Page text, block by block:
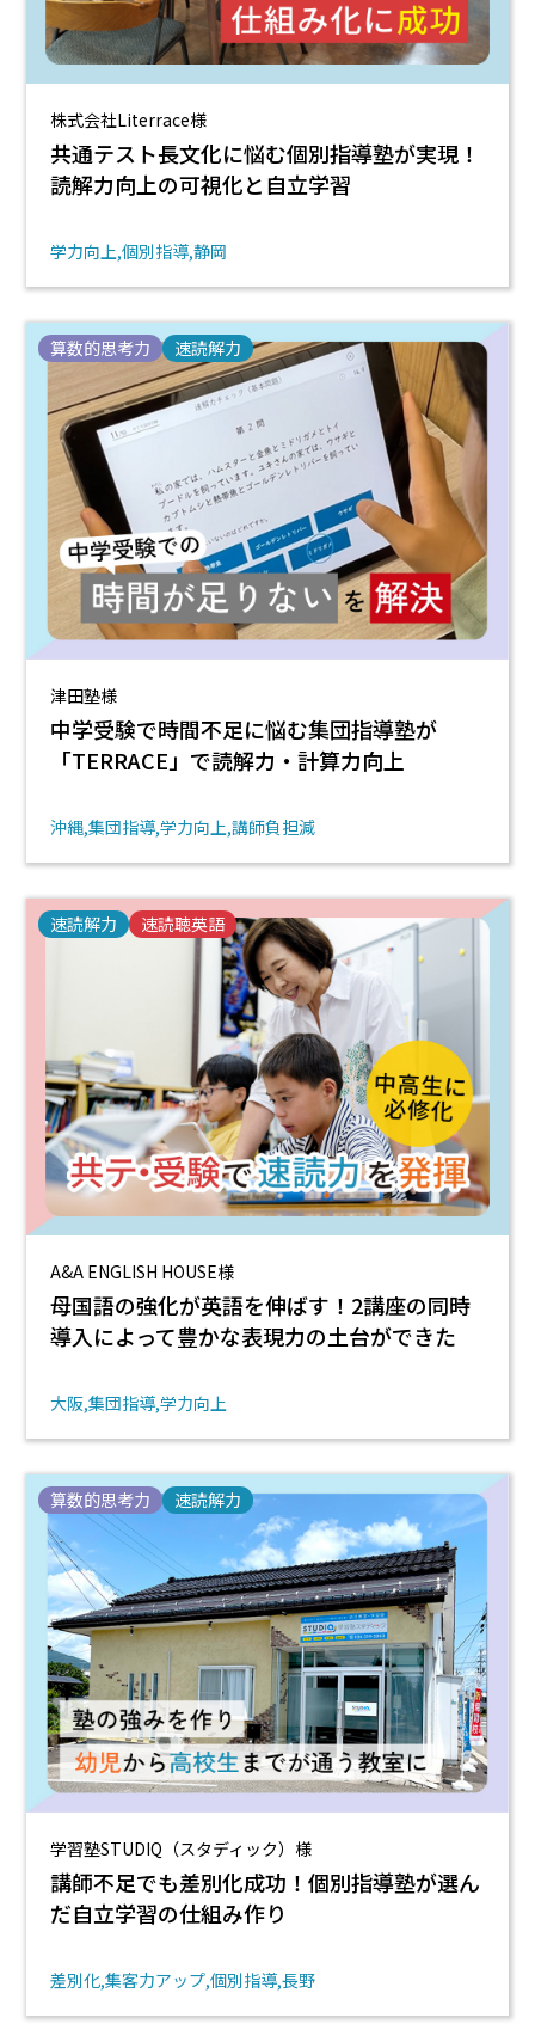
株式会社Literrace様
共通テスト長文化に悩む個別指導塾が実現！
読解力向上の可視化と自立学習
学力向上 個別指導 静岡
算数的思考力 速読解力
津田塾様
中学受験で時間不足に悩む集団指導塾が
「TERRACE」で読解力・計算力向上
沖縄 集団指導 学力向上 講師負担減
速読解力 速読聴英語
A&A ENGLISH HOUSE様
母国語の強化が英語を伸ばす！2講座の同時
導入によって豊かな表現力の土台ができた
大阪 集団指導 学力向上
算数的思考力 速読解力
学習塾STUDIQ（スタディック）様
講師不足でも差別化成功！個別指導塾が選ん
だ自立学習の仕組み作り
差別化 集客力アップ 個別指導 長野